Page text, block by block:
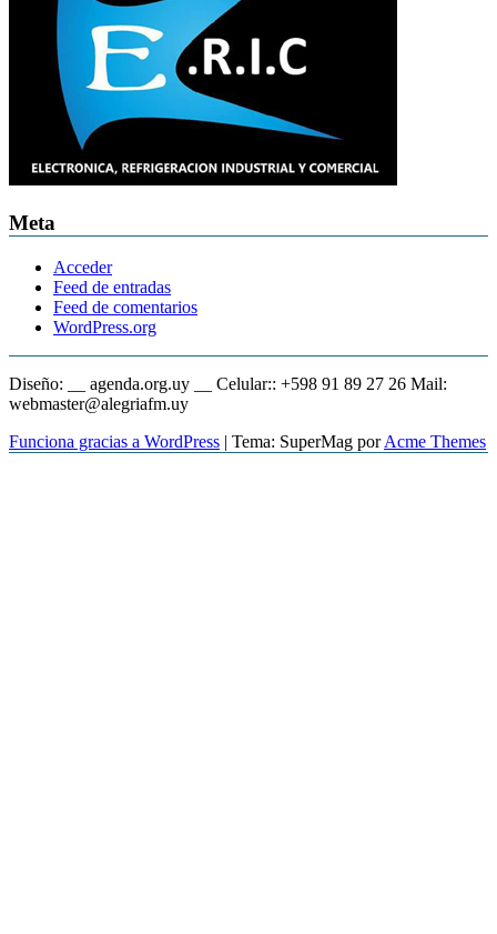
Meta
Acceder
Feed de entradas
Feed de comentarios
WordPress.org
Diseño: __ agenda.org.uy __ Celular:: +598 91 89 27 26 Mail:
webmaster@alegriafm.uy
Funciona gracias a WordPress | Tema: SuperMag porAcme Themes